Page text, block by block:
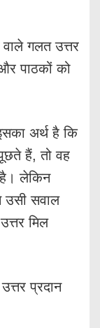
गलत उत्तर
पाठकों को
अर्थ है कि
हैं, तो वह
है। लेकिन
उसी सवाल
मिल
प्रदान